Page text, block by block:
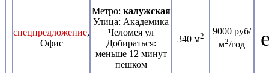
спецпредложение,
Офис
Метро: калужская
Улица: Академика
Челомея ул
Добираться:
меньше 12 минут
пешком
340 м2
9000 руб/
м2/год